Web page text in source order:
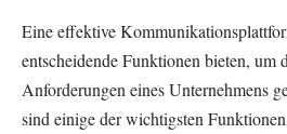
Eine effektive
entscheidende Funktionen bieten, um
Anforderungen eines Unternehmens
sind einige der wichtigsten